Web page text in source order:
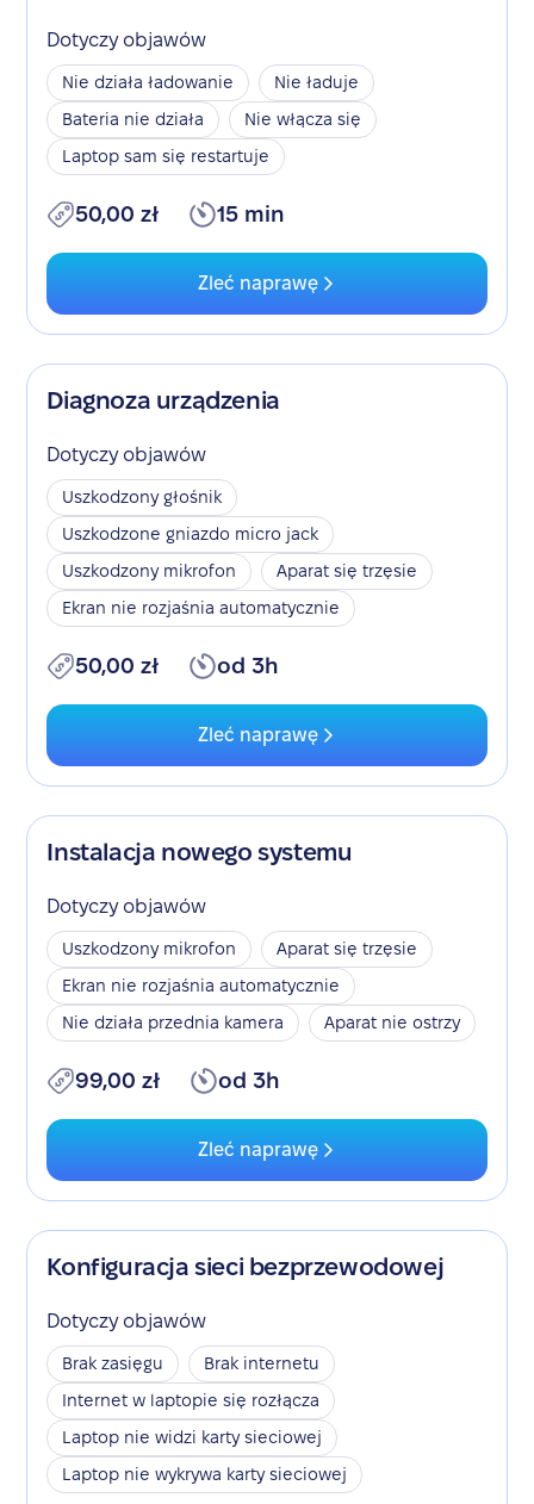
Dotyczy objawów
Nie działa ładowanie
Nie ładuje
Bateria nie działa
Nie włącza się
Laptop sam się restartuje
50,00 zł 15 min
Zleć naprawę
Diagnoza urządzenia
Dotyczy objawów
Uszkodzony głośnik
Uszkodzone gniazdo micro jack
Uszkodzony mikrofon
Aparat się trzęsie
Ekran nie rozjaśnia automatycznie
50,00 zł od 3h
Zleć naprawę
Instalacja nowego systemu
Dotyczy objawów
Uszkodzony mikrofon
Aparat się trzęsie
Ekran nie rozjaśnia automatycznie
Nie działa przednia kamera
Aparat nie ostrzy
99,00 zł od 3h
Zleć naprawę
Konfiguracja sieci bezprzewodowej
Dotyczy objawów
Brak zasięgu
Brak internetu
Internet w laptopie się rozłącza
Laptop nie widzi karty sieciowej
Laptop nie wykrywa karty sieciowej